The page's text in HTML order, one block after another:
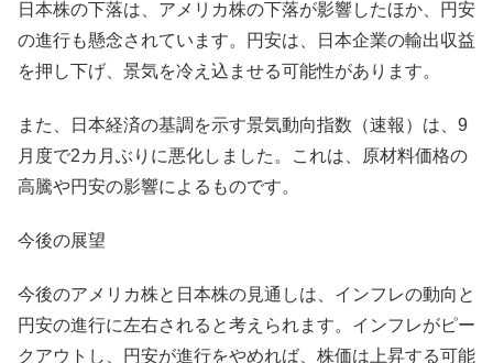
日本株の下落は、アメリカ株の下落が影響したほか、円安
の進行も懸念されています。円安は、日本企業の輸出収益
を押し下げ、景気を冷え込ませる可能性があります。
また、日本経済の基調を示す景気動向指数（速報）は、9
月度で2カ月ぶりに悪化しました。これは、原材料価格の
高騰や円安の影響によるものです。
今後の展望
今後のアメリカ株と日本株の見通しは、インフレの動向と
円安の進行に左右されると考えられます。インフレがピー
クアウトし、円安が進行をやめれば、株価は上昇する可能